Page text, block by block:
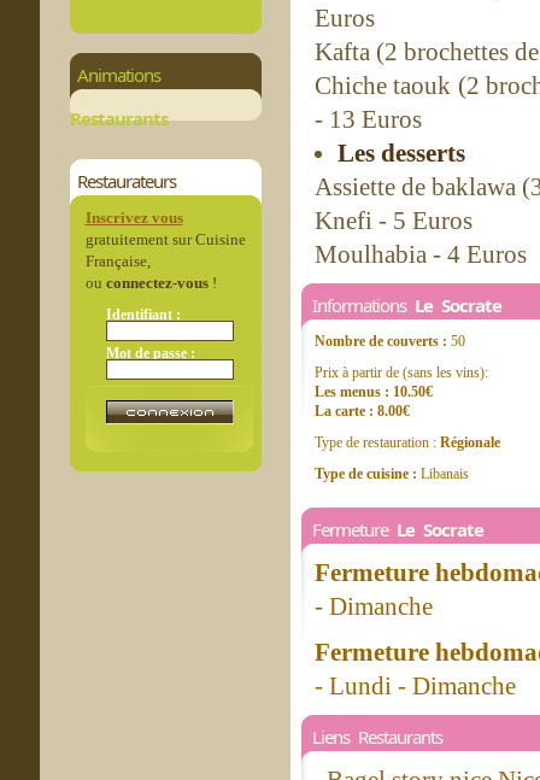
Animations
Restaurants
Restaurateurs
Inscrivez vous
gratuitement sur Cuisine
Française,
ou connectez-vous!
Identifiant :
Mot de passe :
Euros
Kafta (2 brochettes
Chiche taouk (2
- 13 Euros
Les desserts
Assiette de baklawa
Knefi - 5 Euros
Moulhabia - 4 Euros
Informations Le Socrate
Nombre de couverts : 50
Prix à partir de (sans les vins):
Les menus : 10.50€
La carte : 8.00€
Type de restauration : Régionale
Type de cuisine : Libanais
Fermeture Le Socrate
Fermeture
- Dimanche
Fermeture
- Lundi - Dimanche
Liens Restaurants